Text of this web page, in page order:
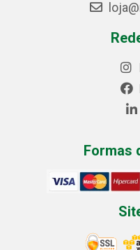
Formas